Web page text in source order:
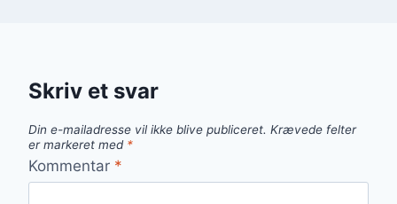
Skriv et svar
Din e-mailadresse vil ikke blive publiceret. Krævede felter
er markeret med *
Kommentar *